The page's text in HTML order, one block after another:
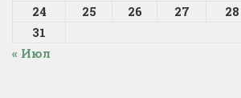
24
25 26 27 28
31
« Июл